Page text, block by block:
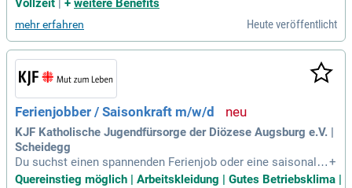
m dynamischen Produktionsumfeld. Sie arbeiten in Früh-, Sp
ät- und eventuell Nachtschichten und führen Kontroll- sowie
Transporttätigkeiten durch. Voraussetzungen sind ein Mind
estalter von 18 Jahren, ein Schüler- oder Studentenstatus un
d die Verfügbarkeit während des gesamten Zeitraums. Zude
m sind Flexibilität und Teamfähigkeit gefragt, um die betrieb
lichen Vorschriften einzuhalten. Profitieren Sie von attraktiv
en Sozialleistungen und entwickeln Sie wertvolle Fähigkeite
n für Ihre Karriere!
Vollzeit | + weitere Benefits
mehr erfahren Heute veröffentlicht
Ferienjobber / Saisonkraft m/w/d
KJF Katholische Jugendfürsorge der Diözese Augsburg e.V. |
Scheidegg
Du suchst einen spannenden Ferienjob oder eine saisonale
Tätigkeit in einem besonderen Umfeld? Dann werde Teil uns
+
Quereinstieg möglich | Arbeitskleidung | Gutes Betriebsklima |